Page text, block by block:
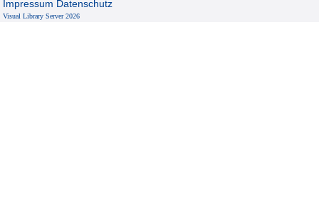
Impressum Datenschutz
Visual Library Server 2026